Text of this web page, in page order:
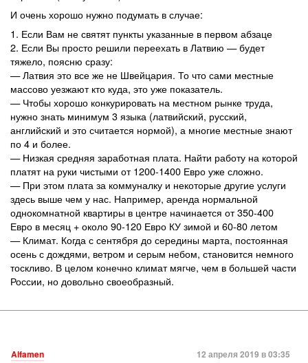
И очень хорошо нужно подумать в случае:
1. Если Вам не святят пункты указанные в первом абзаце
2. Если Вы просто решили переехать в Латвию — будет
тяжело, поясню сразу:
— Латвия это все же не Швейцария. То что сами местные
массово уезжают кто куда, это уже показатель.
— Чтобы хорошо конкурировать на местном рынке труда,
нужно знать минимум 3 языка (латвийский, русский,
английский и это считается нормой), а многие местные знают
по 4 и более.
— Низкая средняя заработная плата. Найти работу на которой
платят на руки чистыми от 1200-1400 Евро уже сложно.
— При этом плата за коммуналку и некоторые другие услуги
здесь выше чем у нас. Например, аренда нормальной
однокомнатной квартиры в центре начинается от 350-400
Евро в месяц + около 90-120 Евро КУ зимой и 60-80 летом
— Климат. Когда с сентября до середины марта, постоянная
осень с дождями, ветром и серым небом, становится немного
тоскливо. В целом конечно климат мягче, чем в большей части
России, но довольно своеобразный.
Alfamen 12 апреля 2019 в 03:35